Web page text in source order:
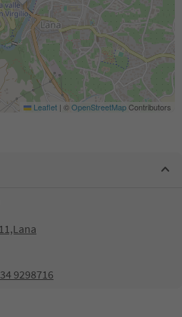
Leaflet | ©OpenStreetMapContributors
9298716